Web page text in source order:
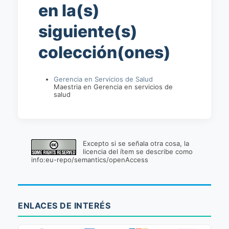
en la(s)
siguiente(s)
colección(ones)
Gerencia en Servicios de Salud
Maestria en Gerencia en servicios de
salud
Excepto si se señala otra cosa, la
licencia del ítem se describe como
info:eu-repo/semantics/openAccess
ENLACES DE INTERÉS